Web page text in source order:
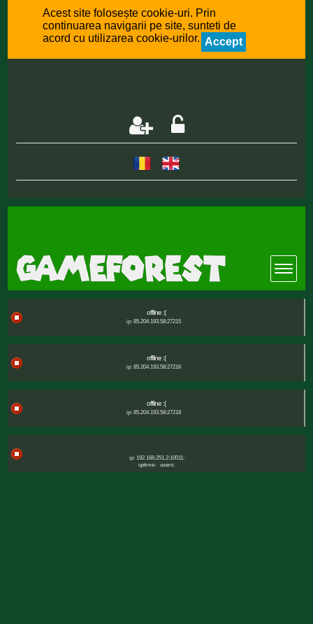
Acest site folosește cookie-uri. Prin
continuarea navigarii pe site, sunteti de
acord cu utilizarea cookie-urilor. Accept
offline :(
ip: 85.204.193.58:27215
offline :(
ip: 85.204.193.58:27216
offline :(
ip: 85.204.193.58:27218
ip: 192.168.251.2:10011:
uptime:
users: